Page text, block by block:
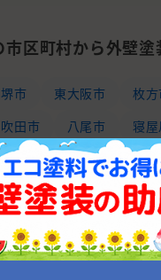
市区町村から外壁
堺市 東大阪市 枚方
吹田市 八尾市
寝
和泉市 岸和田市
箕
泉南郡 守口市
摂津市 富田林市